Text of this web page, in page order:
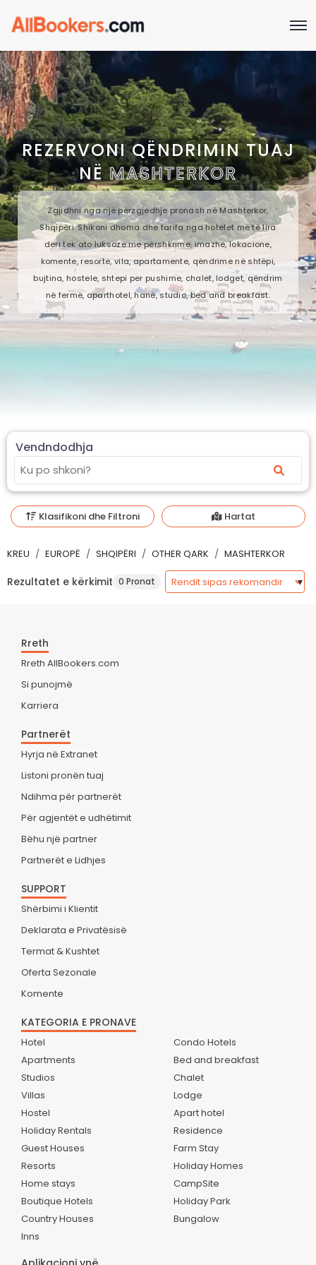
REZERVONI QËNDRIMIN TUAJ
NËMASHTERKOR
Zgjidhni nga një përzgjedhje pronash në Mashterkor,
Shqipëri. Shikoni dhoma dhe tarifa nga hotelet më të lira
deri tek ato luksoze me përshkrime, imazhe, lokacione,
komente, resorte, vila, apartamente, qëndrime në shtëpi,
bujtina, hostele, shtepi per pushime, chalet, lodget, qëndrim
në fermë, aparthotel, hanë, studio, bed and breakfast.
Vendndodhja
Klasifikoni dhe Filtroni Hartat
KREU EUROPË SHQIPËRI OTHER QARK MASHTERKOR
Rezultatet e kërkimit 0 Pronat
Rreth
Rreth AllBookers.com
Si punojmë
Karriera
Partnerët
Hyrja në Extranet
Listoni pronën tuaj
Ndihma për partnerët
Për agjentët e udhëtimit
Bëhu një partner
Partnerët e Lidhjes
SUPPORT
Shërbimi i Klientit
Deklarata e Privatësisë
Termat & Kushtet
Oferta Sezonale
Komente
KATEGORIA E PRONAVE
Hotel
Apartments
Studios
Villas
Hostel
Holiday Rentals
Guest Houses
Resorts
Home stays
Boutique Hotels
Country Houses
Inns
Condo Hotels
Bed and breakfast
Chalet
Lodge
Apart hotel
Residence
Farm Stay
Holiday Homes
CampSite
Holiday Park
Bungalow